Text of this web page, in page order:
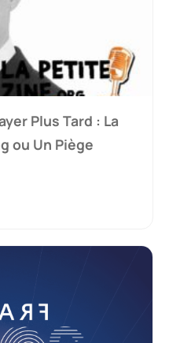
Plus Tard : La
ou Un Piège